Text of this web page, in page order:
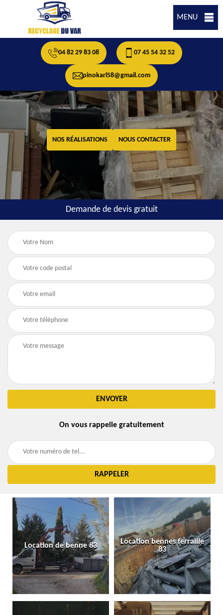
MENU
04 82 29 83 08 07 45 54 32 52
pinokarl58@gmail.com
NOS RÉALISATIONS NOUS CONTACTER
Demande de devis gratuit
On vous rappelle gratuitement
Location de benne 83
Location bennes ferraille
83